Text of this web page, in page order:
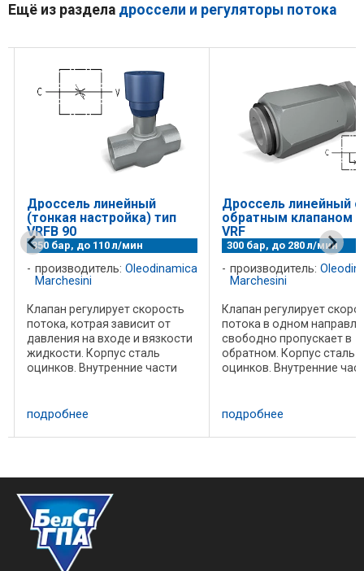
Ещё из раздела дроссели и регуляторы потока
Дроссель линейный
(тонкая настройка) тип
VRFB 90
350 бар, до 110 л/мин
производитель: Oleodinamica
Marchesini
Клапан регулирует скорость
потока, котрая зависит от
давления на входе и вязкости
жидкости. Корпус сталь
оцинков. Внутренние части
утечки при полном закрытии
производится ...
подробнее
Дроссель линейный с
обратным клапаном
VRF
300 бар, до 280 л/мин
производитель:
Marchesini
Клапан регулирует
потока в одном
свободно пропускает в
обратном. Корпус сталь
оцинков. Внутренние
утечки при полном
порту давления ...
подробнее